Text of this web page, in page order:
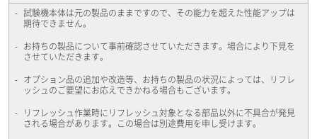
試験機本体は元の製品のままですので、その能力を超えた性能アップは
期待できません。
お持ちの製品について事前確認させていただきます。場合により下見を
させていただきます。
オプション品の追加や改造等、お持ちの製品の状況によっては、リフレ
ッシュのご要望にお応えできかねる場合もございます。
リフレッシュ作業時にリフレッシュ対象となる部品以外に不具合が発見
される場合があります。この場合は別途費用を申し受けます。